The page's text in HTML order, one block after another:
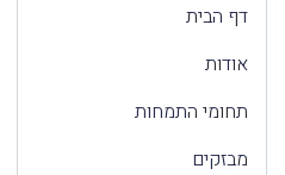
דף הבית
אודות
תחומי התמחות
מבזקים